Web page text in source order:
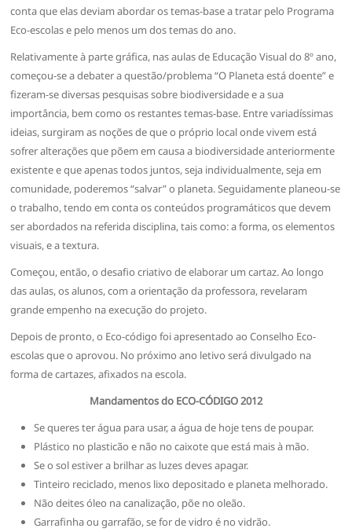
conta que elas deviam abordar os temas-base a tratar pelo Programa
Eco-escolas e pelo menos um dos temas do ano.
Relativamente à parte gráfica, nas aulas de Educação Visual do 8º ano,
começou-se a debater a questão/problema “O Planeta está doente” e
fizeram-se diversas pesquisas sobre biodiversidade e a sua
importância, bem como os restantes temas-base. Entre variadíssimas
ideias, surgiram as noções de que o próprio local onde vivem está
sofrer alterações que põem em causa a biodiversidade anteriormente
existente e que apenas todos juntos, seja individualmente, seja em
comunidade, poderemos “salvar” o planeta. Seguidamente planeou-se
o trabalho, tendo em conta os conteúdos programáticos que devem
ser abordados na referida disciplina, tais como: a forma, os elementos
visuais, e a textura.
Começou, então, o desafio criativo de elaborar um cartaz. Ao longo
das aulas, os alunos, com a orientação da professora, revelaram
grande empenho na execução do projeto.
Depois de pronto, o Eco-código foi apresentado ao Conselho Eco-
escolas que o aprovou. No próximo ano letivo será divulgado na
forma de cartazes, afixados na escola.
Mandamentos do ECO-CÓDIGO 2012
Se queres ter água para usar, a água de hoje tens de poupar.
Plástico no plasticão e não no caixote que está mais à mão.
Se o sol estiver a brilhar as luzes deves apagar.
Tinteiro reciclado, menos lixo depositado e planeta melhorado.
Não deites óleo na canalização, põe no oleão.
Garrafinha ou garrafão, se for de vidro é no vidrão.